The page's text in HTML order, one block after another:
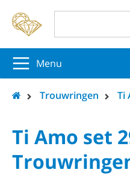
Menu
Trouwringen Ti
Ti Amo set